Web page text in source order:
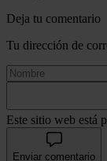
Deja tu comentario
Tu dirección de
Este sitio web está
Enviar comentario